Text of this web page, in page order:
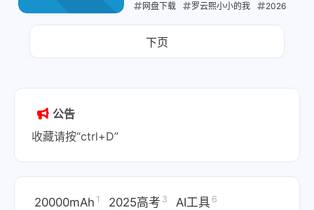
2026-07-25
网盘下载 罗云熙小小的我 2026
新专辑FLAC 童话叙事音乐 向内
生长概念
下页
公告
收藏请按“ctrl+D”
20000mAh 1 2025高考 3 AI工具 6